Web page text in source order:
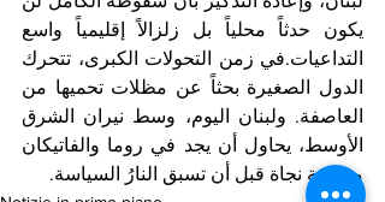
مساحة نجاة قبل أن تسبق النارُ السياسة.